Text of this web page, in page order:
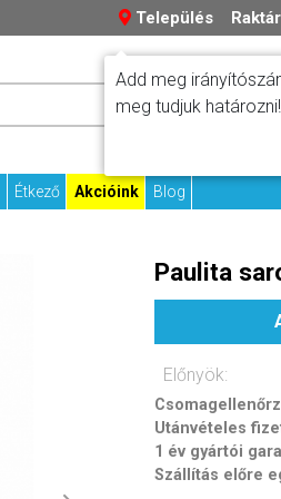
Település
Fizetési
Étkező Akcióink Blog
Paulita
Előnyök:
Utánvételes
1 év gyártói
Szállítás előre
Add meg
meg tudjuk határozni!